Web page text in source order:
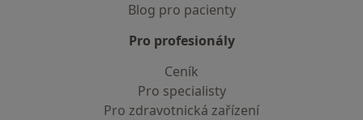
Blog pro pacienty
Pro profesionály
Ceník
Pro specialisty
Pro zdravotnická zařízení